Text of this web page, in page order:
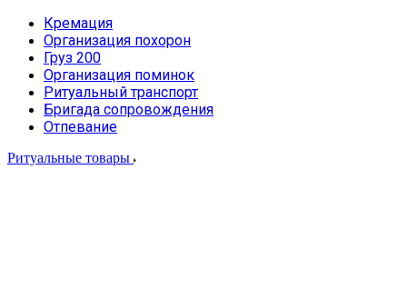
Кремация
Организация похорон
Груз 200
Организация поминок
Ритуальный транспорт
Бригада сопровождения
Отпевание
Ритуальные товары